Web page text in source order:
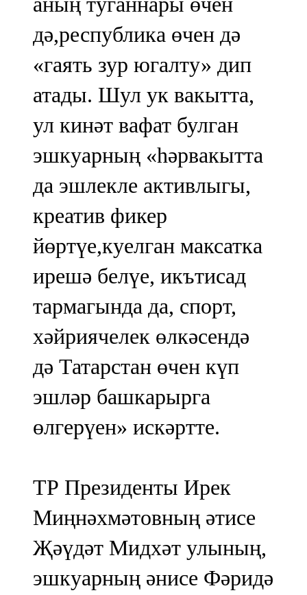
дә,республика өчен дә
«гаять зур югалту» дип
атады. Шул ук вакытта,
ул кинәт вафат булган
эшкуарның «һәрвакытта
да эшлекле активлыгы,
креатив фикер
йөртүе,куелган максатка
ирешә белүе, икътисад
тармагында да, спорт,
хәйриячелек өлкәсендә
дә Татарстан өчен күп
эшләр башкарырга
өлгерүен» искәртте.
ТР Президенты Ирек
Миңнәхмәтовның әтисе
Җәүдәт Мидхәт улының,
эшкуарның әнисе Фәридә